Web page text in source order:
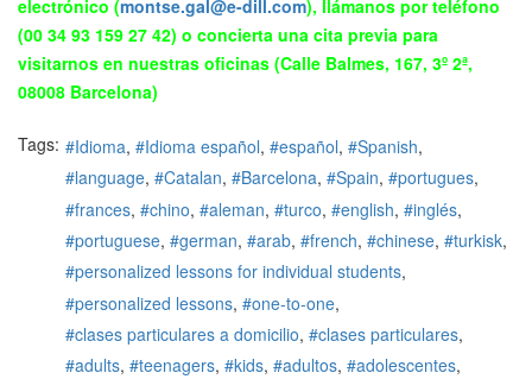
electrónico (montse.gal@e-dill.com), llámanos por teléfono
(00 34 93 159 27 42) o concierta una cita previa para
visitarnos en nuestras oficinas (Calle Balmes, 167, 3º 2ª,
08008 Barcelona)
Tags: Idioma Idioma español español
Spanish
language
Catalan Barcelona Spain
portugues
frances
chino aleman turco english
inglés
portuguese
german arab french chinese
turkisk
personalized lessons for individual students
personalized lessons
one-to-one
clases particulares a domicilio
clases particulares
adults
teenagers kids adultos
adolescentes